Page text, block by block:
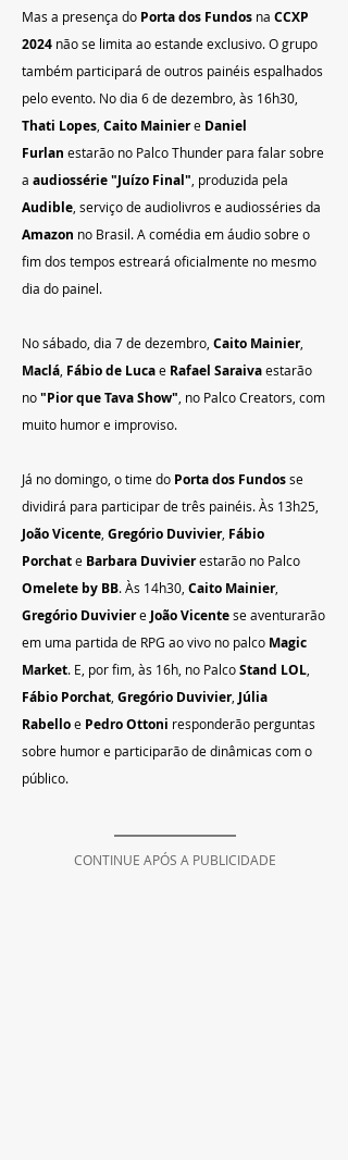
Mas a presença do Porta dos Fundos na CCXP
2024 não se limita ao estande exclusivo. O grupo
também participará de outros painéis espalhados
pelo evento. No dia 6 de dezembro, às 16h30,
Thati Lopes Caito Mainier e Daniel
Furlan estarão no Palco Thunder para falar sobre
a audiossérie "Juízo Final" , produzida pela
Audible , serviço de audiolivros e audiosséries da
Amazon no Brasil. A comédia em áudio sobre o
fim dos tempos estreará oficialmente no mesmo
dia do painel.
No sábado, dia 7 de dezembro, Caito Mainier,
Maclá Fábio de Luca e Rafael Saraiva estarão
no "Pior que Tava Show" , no Palco Creators, com
muito humor e improviso.
Já no domingo, o time do Porta dos Fundos se
dividirá para participar de três painéis. Às 13h25,
João Vicente Gregório Duvivier, Fábio
Porchat e Barbara Duvivier estarão no Palco
Omelete by BB. Às 14h30, Caito Mainier,
Gregório Duvivier e João Vicente se aventurarão
em uma partida de RPG ao vivo no palco Magic
Market. E, por fim, às 16h, no Palco Stand LOL
Fábio Porchat Gregório Duvivier, Júlia
Rabello e Pedro Ottoni responderão perguntas
sobre humor e participarão de dinâmicas com o
público.
CONTINUE APÓS A PUBLICIDADE